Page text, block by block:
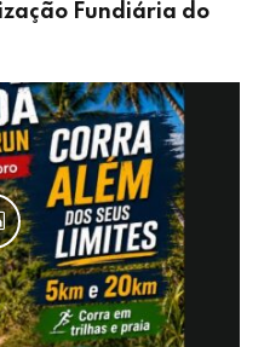
Fundiária do